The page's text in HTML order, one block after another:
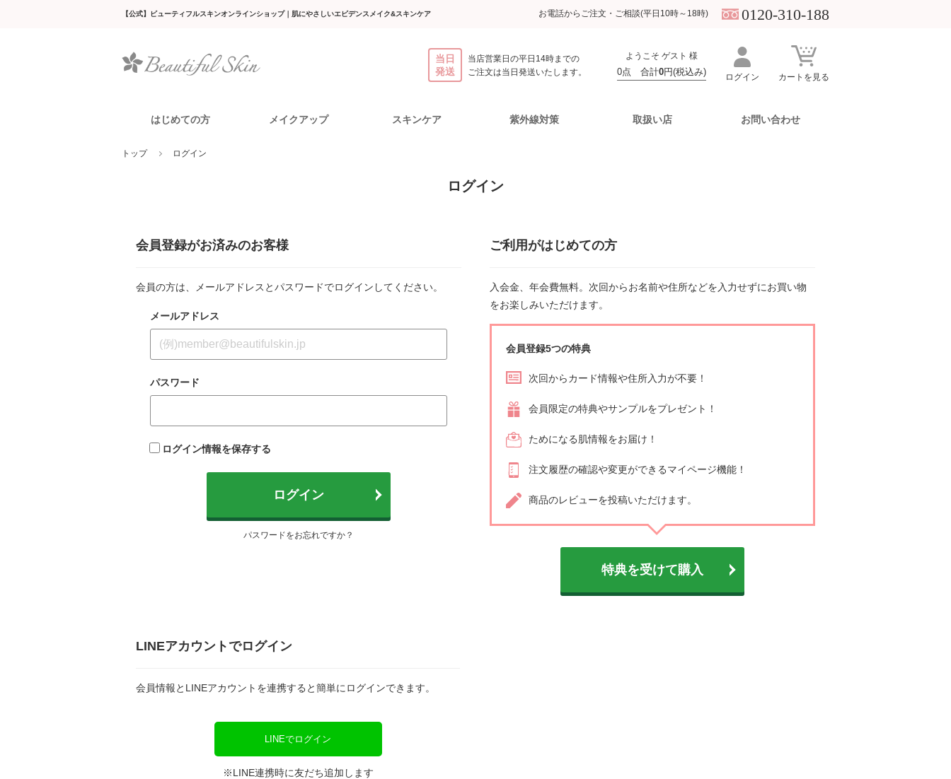
【公式】ビューティフルスキンオンラインショップ｜肌にやさしいエビデンスメイク&スキンケア お電話からご注文・ご相談(平日10時～18時) 0120-310-188
当日
発送
当店営業日の平日14時までの
ご注文は当日発送いたします。
ようこそ ゲスト 様
0点 合計0円(税込み) ログイン カートを見る
はじめての方
肌トラブルに悩む一人の女性のた
めに手作りした化粧品がはじまり
です。
ライアルセットをご用意しており
ます。
ご利用ガイド
お支払いについて
メールが届かない方
よくあるご質問
応用的なメイクアイテムの使い方
メイクアップ スキンケア 紫外線対策 取扱い店 お問い合わせ
トップ ログイン
ログイン
会員登録がお済みのお客様
会員の方は、メールアドレスとパスワードでログインしてください。
メールアドレス
パスワード
ログイン情報を保存する
ログイン
パスワードをお忘れですか？
ご利用がはじめての方
入会金、年会費無料。次回からお名前や住所などを入力せずにお買い物
をお楽しみいただけます。
会員登録5つの特典
次回からカード情報や住所入力が不要！
会員限定の特典やサンプルをプレゼント！
ためになる肌情報をお届け！
注文履歴の確認や変更ができるマイページ機能！
商品のレビューを投稿いただけます。
特典を受けて購入
LINEアカウントでログイン
会員情報とLINEアカウントを連携すると簡単にログインできます。
LINEでログイン
※LINE連携時に友だち追加します